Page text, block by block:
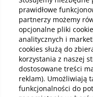
Pobierz
prawidłowe
partnerzy możemy
opcjonalne pliki
analitycznych i
cookies służą do
korzystania z naszej
dostosowane treści
reklam). Umożliwiają
funkcjonalności do